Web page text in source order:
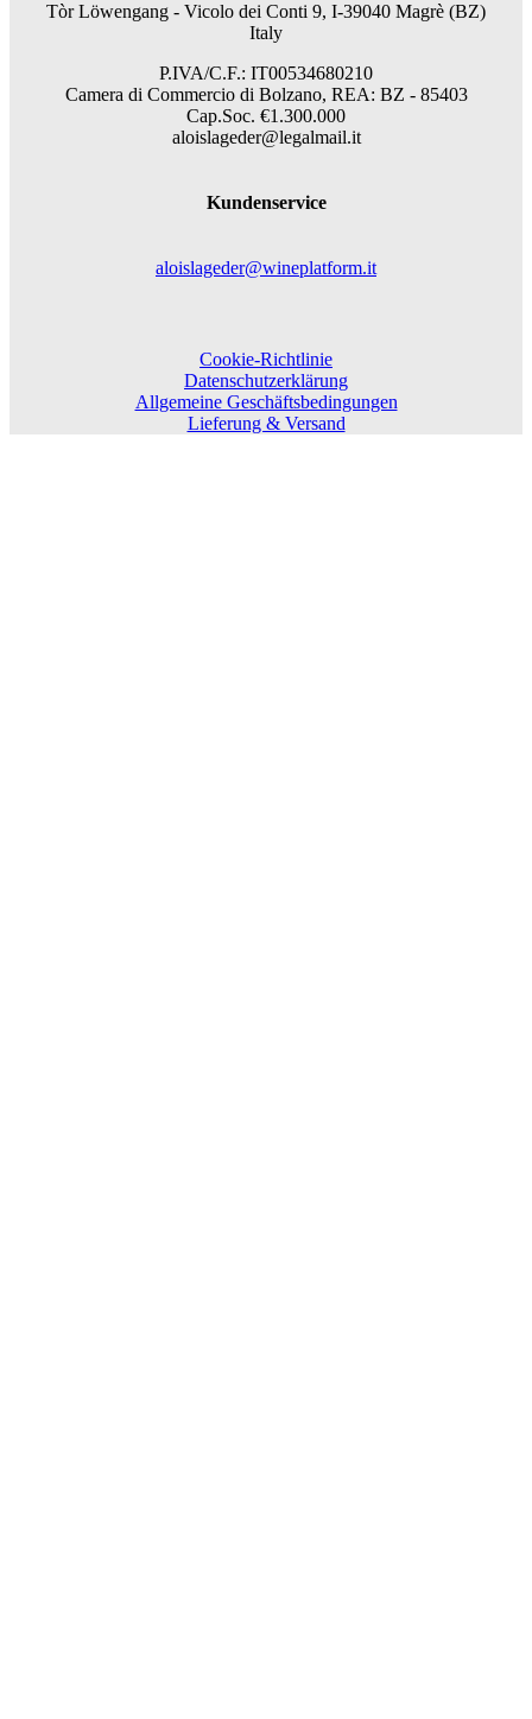
Tòr Löwengang - Vicolo dei Conti 9, I-39040 Magrè (BZ)
Italy
P.IVA/C.F.: IT00534680210
Camera di Commercio di Bolzano, REA: BZ - 85403
Cap.Soc. €1.300.000
aloislageder@legalmail.it
Kundenservice
aloislageder@wineplatform.it
Cookie-Richtlinie
Datenschutzerklärung
Allgemeine Geschäftsbedingungen
Lieferung & Versand